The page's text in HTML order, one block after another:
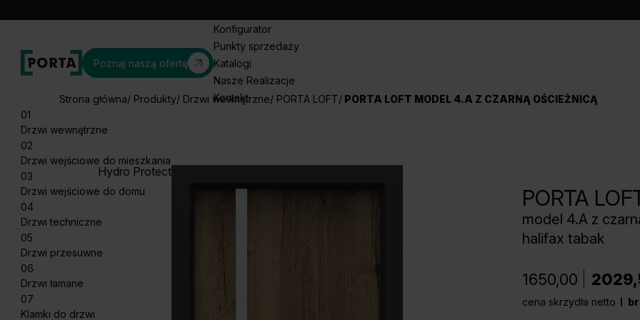
Poznaj naszą ofertę
Konfigurator
Punkty sprzedaży
Katalogi
Nasze Realizacje
Kontakt
01
Drzwi wewnętrzne
02
Drzwi wejściowe do mieszkania
03
Drzwi wejściowe do domu
04
Drzwi techniczne
05
Drzwi przesuwne
06
Drzwi łamane
07
Klamki do drzwi
Strona główna Produkty Drzwi wewnętrzne PORTA LOFT PORTA LOFT MODEL 4.A Z CZARNĄ OŚCIEŻNICĄ
Hydro Protect
PORTA
model 4.A z
halifax tabak
1650,00
cena skrzydła netto